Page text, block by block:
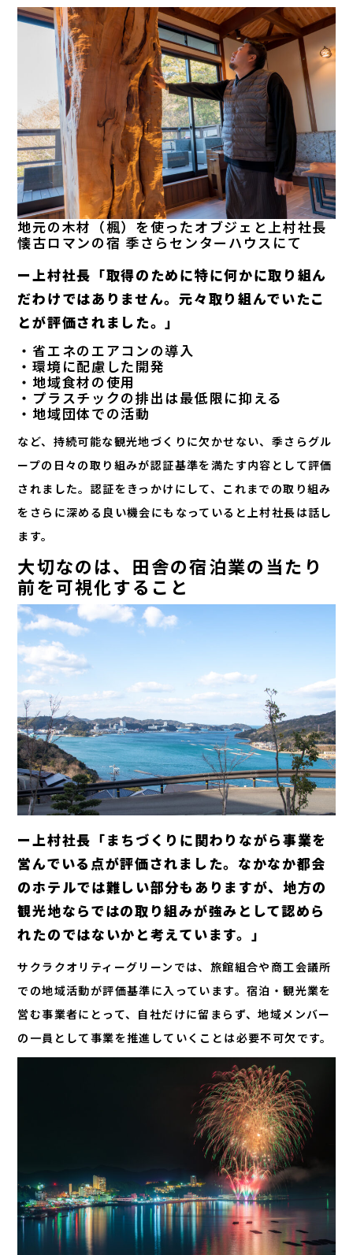
地元の木材（楓）を使ったオブジェと上村社長
懐古ロマンの宿 季さらセンターハウスにて
ー上村社長「取得のために特に何かに取り組ん
だわけではありません。元々取り組んでいたこ
とが評価されました。」
・省エネのエアコンの導入
・環境に配慮した開発
・地域食材の使用
・プラスチックの排出は最低限に抑える
・地域団体での活動
など、持続可能な観光地づくりに欠かせない、季さらグル
ープの日々の取り組みが認証基準を満たす内容として評価
されました。認証をきっかけにして、これまでの取り組み
をさらに深める良い機会にもなっていると上村社長は話し
ます。
大切なのは、田舎の宿泊業の当たり
前を可視化すること
ー上村社長「まちづくりに関わりながら事業を
営んでいる点が評価されました。なかなか都会
のホテルでは難しい部分もありますが、地方の
観光地ならではの取り組みが強みとして認めら
れたのではないかと考えています。」
サクラクオリティーグリーンでは、旅館組合や商工会議所
での地域活動が評価基準に入っています。宿泊・観光業を
営む事業者にとって、自社だけに留まらず、地域メンバー
の一員として事業を推進していくことは必要不可欠です。